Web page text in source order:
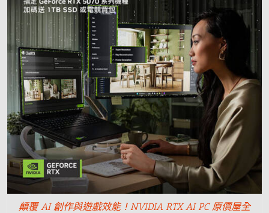
顛覆 AI 創作與遊戲效能！NVIDIA RTX AI PC 原價屋全